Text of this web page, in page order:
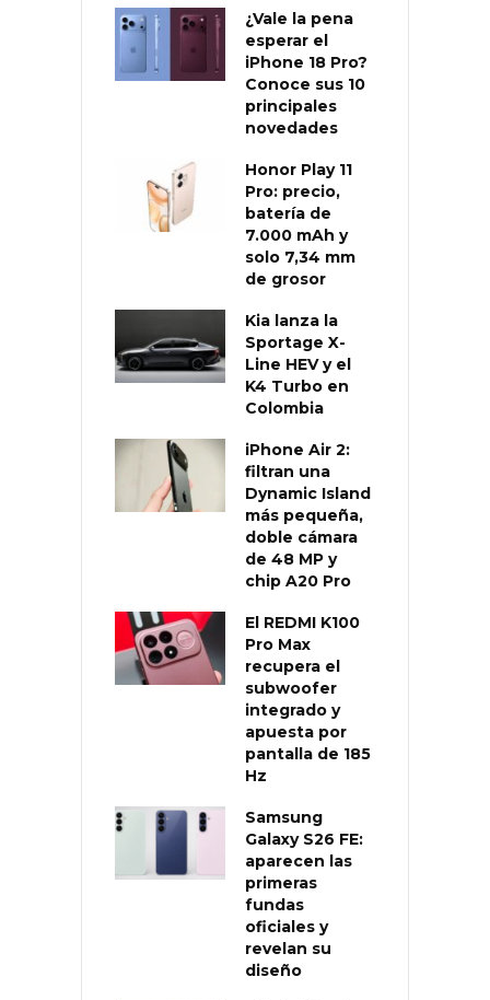
¿Vale la pena
esperar el
iPhone 18 Pro?
Conoce sus 10
principales
novedades
Honor Play 11
Pro: precio,
batería de
7.000 mAh y
solo 7,34 mm
de grosor
Kia lanza la
Sportage X-
Line HEV y el
K4 Turbo en
Colombia
iPhone Air 2:
filtran una
Dynamic Island
más pequeña,
doble cámara
de 48 MP y
chip A20 Pro
El REDMI K100
Pro Max
recupera el
subwoofer
integrado y
apuesta por
pantalla de 185
Hz
Samsung
Galaxy S26 FE:
aparecen las
primeras
fundas
oficiales y
revelan su
diseño